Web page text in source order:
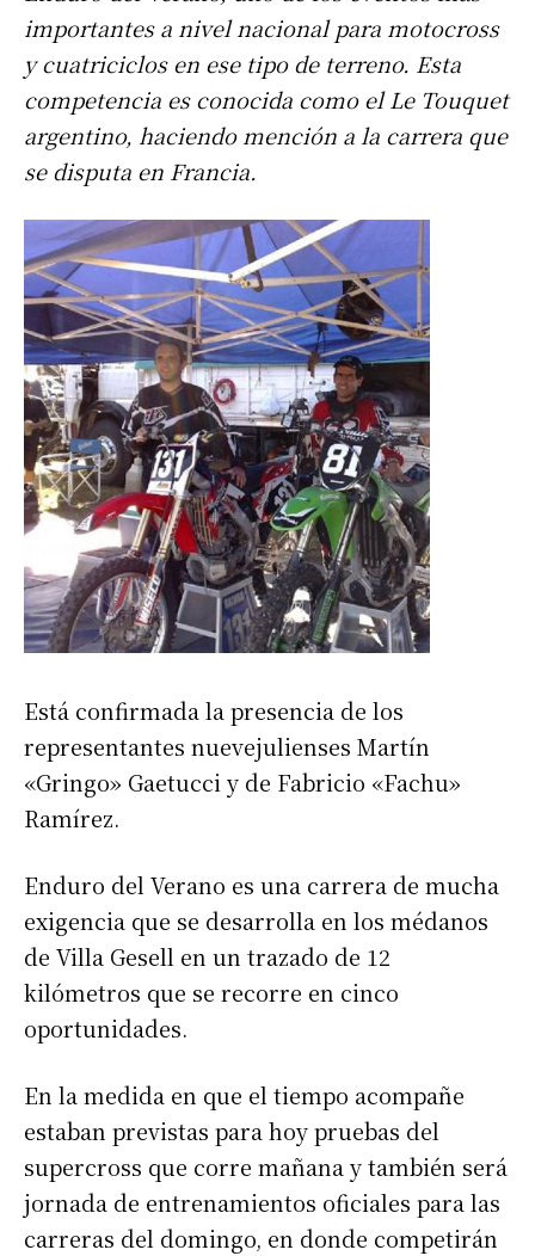
importantes a nivel nacional para motocross
y cuatriciclos en ese tipo de terreno. Esta
competencia es conocida como el Le Touquet
argentino, haciendo mención a la carrera que
se disputa en Francia.
Está confirmada la presencia de los
representantes nuevejulienses Martín
«Gringo» Gaetucci y de Fabricio «Fachu»
Ramírez.
Enduro del Verano es una carrera de mucha
exigencia que se desarrolla en los médanos
de Villa Gesell en un trazado de 12
kilómetros que se recorre en cinco
oportunidades.
En la medida en que el tiempo acompañe
estaban previstas para hoy pruebas del
supercross que corre mañana y también será
jornada de entrenamientos oficiales para las
carreras del domingo, en donde competirán